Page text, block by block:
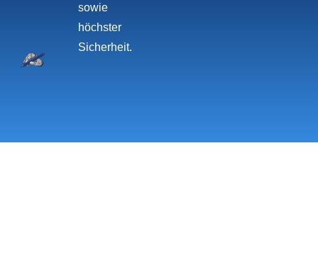
sowie
höchster
Sicherheit.